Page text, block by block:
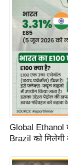
Global Ethanol
Brazil को मिलेगी